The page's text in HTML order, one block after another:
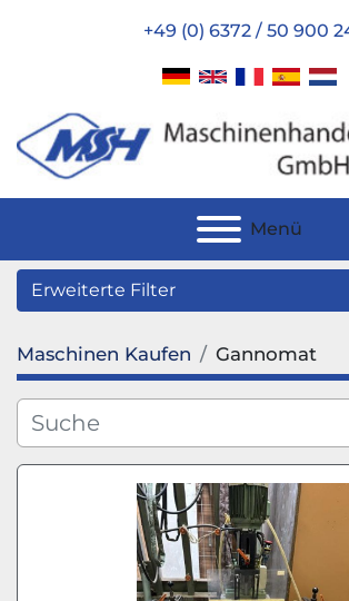
+49 (0) 6372 / 50 900
Menü
Erweiterte Filter
Kategorie
Hersteller
Maschinen Kaufen Gannomat
Sortieren nach